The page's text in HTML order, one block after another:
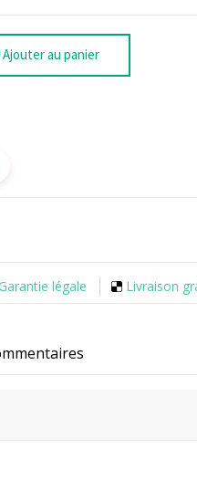
Ajouter au panier
Garantie légale Livraison